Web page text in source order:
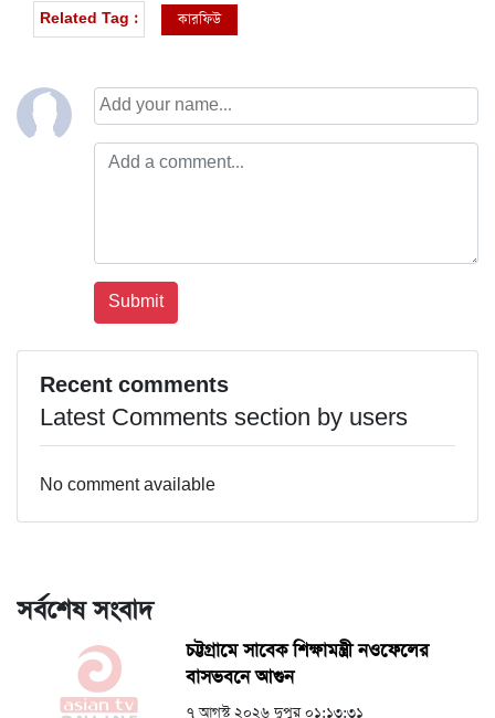
Related Tag : কারফিউ
Recent comments
Latest Comments section by users
No comment available
সর্বশেষ সংবাদ
চট্টগ্রামে সাবেক শিক্ষামন্ত্রী নওফেলের
বাসভবনে আগুন
৭ আগস্ট ২০২৬ দুপুর ০১:১৩:৩১